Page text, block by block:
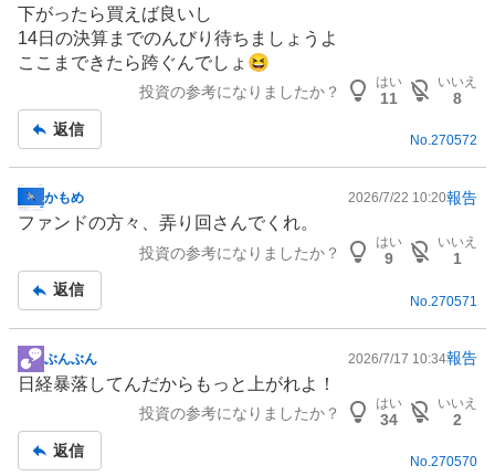
下がったら買えば良いし
14日の決算までのんびり待ちましょうよ
ここまできたら跨ぐんでしょ😆
投資の参考になりましたか？
はい
11
いいえ
8
返信
No.270572
掲
示
事
かもめ 2026/7/22 10:20報告
ファンドの方々、弄り回さんでくれ。
投資の参考になりましたか？
はい
9
いいえ
1
返信
No. 270571
掲
示
事
ぶんぶん 2026/7/17 10:34報告
日経暴落してんだからもっと上がれよ！
投資の参考になりましたか？
はい
34
いいえ
2
返信
No.270570